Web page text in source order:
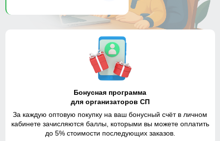
Бонусная программа
для организаторов СП
За каждую оптовую покупку на ваш бонусный счёт в личном
кабинете зачисляются баллы, которыми вы можете оплатить
до 5% стоимости последующих заказов.